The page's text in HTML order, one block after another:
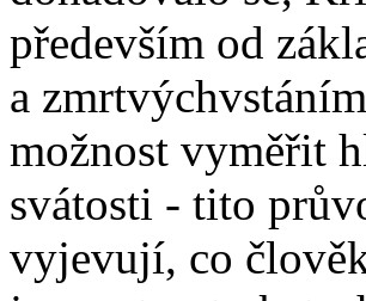
především od
a
možnost vyměřit
svátosti - tito
vyjevují, co